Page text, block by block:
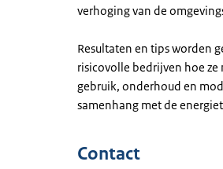
verhoging van de
Resultaten en tips worden
risicovolle bedrijven hoe
gebruik, onderhoud en
samenhang met de
Contact